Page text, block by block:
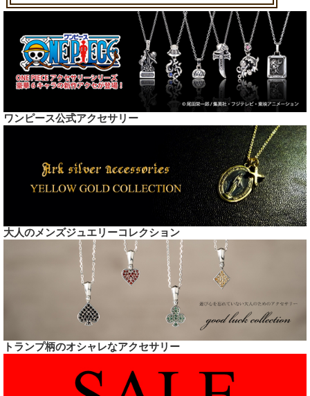
ワンピース公式アクセサリー
大人のメンズジュエリーコレクション
トランプ柄のオシャレなアクセサリー